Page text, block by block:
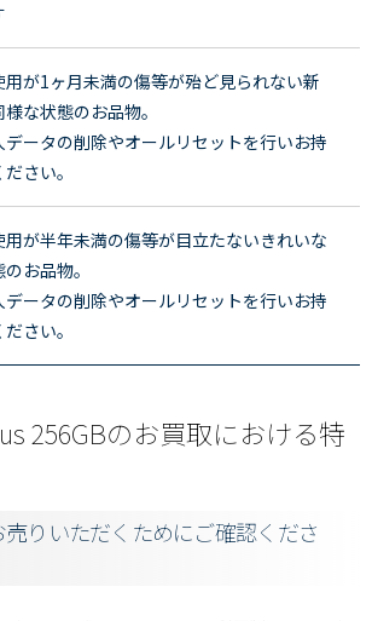
用が1ヶ月未満の傷等が殆ど見られない新
な状態のお品物。
データの削除やオールリセットを行いお持
さい。
用が半年未満の傷等が目立たないきれいな
お品物。
データの削除やオールリセットを行いお持
さい。
256GBのお買取における特
りいただくためにご確認くださ